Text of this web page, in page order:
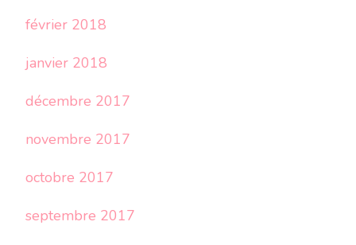
février 2018
janvier 2018
décembre 2017
novembre 2017
octobre 2017
septembre 2017